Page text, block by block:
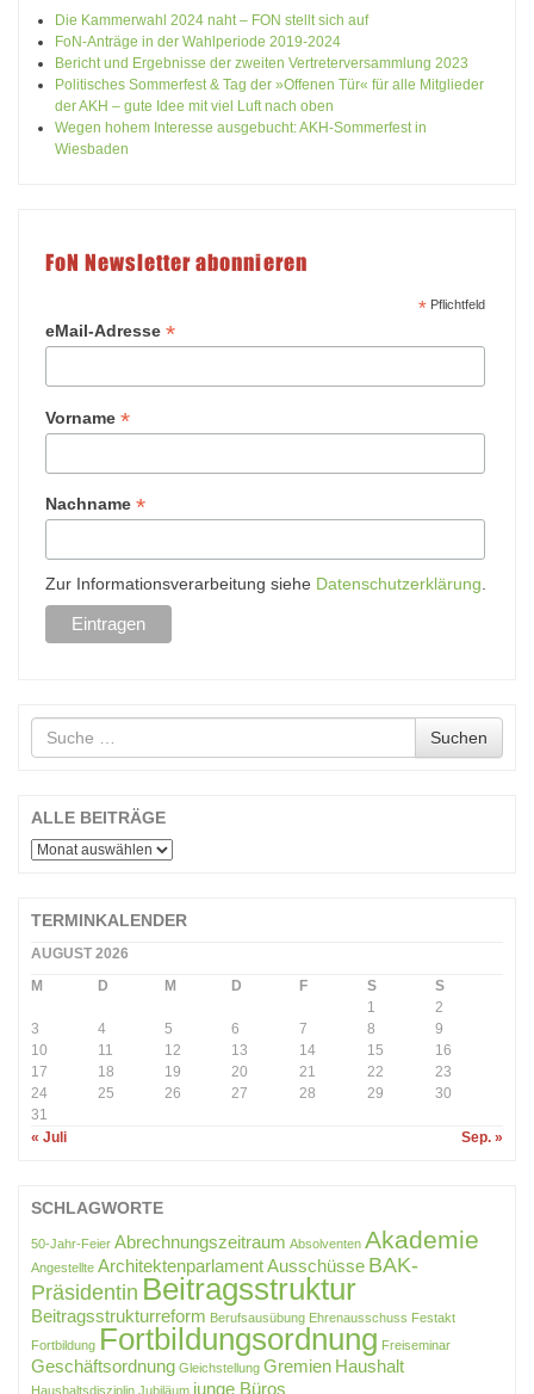
Die Kammerwahl 2024 naht – FON stellt sich auf
FoN-Anträge in der Wahlperiode 2019-2024
Bericht und Ergebnisse der zweiten Vertreterversammlung 2023
Politisches Sommerfest & Tag der »Offenen Tür« für alle Mitglieder
der AKH – gute Idee mit viel Luft nach oben
Wegen hohem Interesse ausgebucht: AKH-Sommerfest in
Wiesbaden
FoN Newsletter abonnieren
*Pflichtfeld
eMail-Adresse *
Vorname *
Nachname *
Zur Informationsverarbeitung siehe Datenschutzerklärung
Suche
nach
Suchen
ALLE BEITRÄGE
ALLE
TERMINKALENDER
AUGUST 2026
M
D M D F S
S
1
2
3
4 5 6 7 8
9
10
11 12 13 14 15
16
17
18 19 20 21 22
23
24
25 26 27 28 29
30
31
« Juli
Sep. »
SCHLAGWORTE
50-Jahr-Feier Abrechnungszeitraum Absolventen Akademie
Angestellte ArchitektenparlamentAusschüsse BAK-
Präsidentin Beitragsstruktur
Beitragsstrukturreform Berufsausübung Ehrenausschuss Festakt
Fortbildung Fortbildungsordnung Freiseminar
Geschäftsordnung Gleichstellung Gremien Haushalt
Haushaltsdisziplin Jubiläum junge Büros